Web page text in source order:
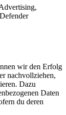
wir den Erfolg
nachvollziehen,
Dazu
Daten
du deren